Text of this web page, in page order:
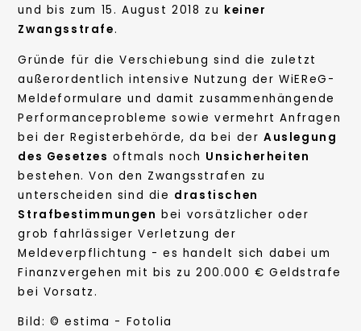
und bis zum 15. August 2018 zu keiner
Zwangsstrafe.
Gründe für die Verschiebung sind die zuletzt
außerordentlich intensive Nutzung der WiEReG-
Meldeformulare und damit zusammenhängende
Performanceprobleme sowie vermehrt Anfragen
bei der Registerbehörde, da bei der Auslegung
des Gesetzes oftmals noch Unsicherheiten
bestehen. Von den Zwangsstrafen zu
unterscheiden sind die drastischen
Strafbestimmungen bei vorsätzlicher oder
grob fahrlässiger Verletzung der
Meldeverpflichtung - es handelt sich dabei um
Finanzvergehen mit bis zu 200.000 € Geldstrafe
bei Vorsatz.
Bild: © estima - Fotolia